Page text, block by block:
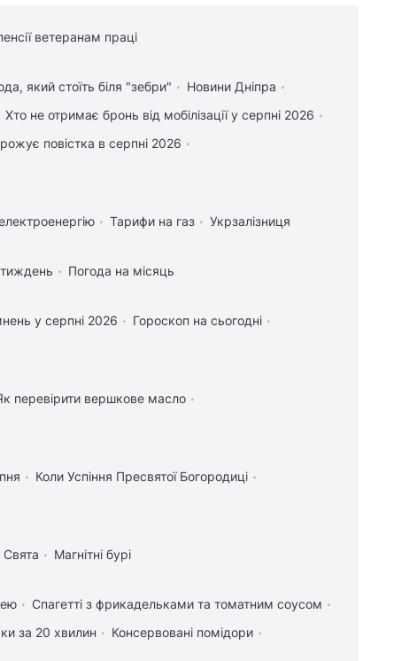
ветеранам праці
який стоїть біля "зебри"
Новини Дніпра
Хто не отримає бронь від мобілізації у серпні 2026
повістка в серпні 2026
Тарифи на газ Укрзалізниця
Погода на місяць
у серпні 2026
Гороскоп на сьогодні
перевірити вершкове масло
Коли Успіння Пресвятої Богородиці
Свята Магнітні бурі
Спагетті з фрикадельками та томатним соусом
за 20 хвилин
Консервовані помідори